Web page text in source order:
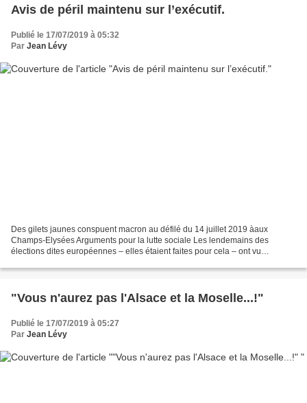
Avis de péril maintenu sur l’exécutif.
Publié le 17/07/2019 à 05:32
Par Jean Lévy
Des gilets jaunes conspuent macron au défilé du 14 juillet 2019 àaux
Champs-Elysées Arguments pour la lutte sociale Les lendemains des
élections dites européennes – elles étaient faites pour cela – ont vu
"Vous n'aurez pas l'Alsace et la Moselle...!"
Publié le 17/07/2019 à 05:27
Par Jean Lévy